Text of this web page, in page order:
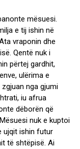
mësuesi.
e tij ishin në
vraponin dhe
Qentë nuk i
përtej gardhit,
ulërima e
nga gjumi
iu afrua
dëborën që
nuk e kuptoi
ujqit ishin futur
të shtëpisë. Ai